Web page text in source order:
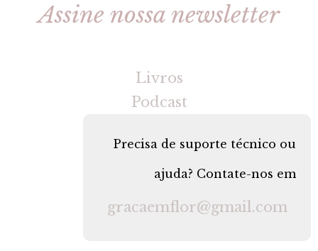
Assine nossa newsletter
Livros
Podcast
Precisa de suporte técnico ou
ajuda? Contate-nos em
gracaemflor@gmail.com